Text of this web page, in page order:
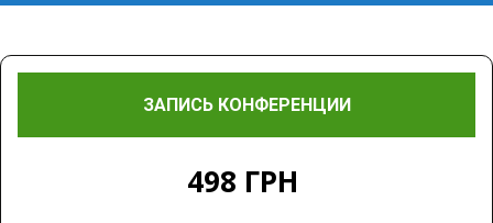
ЗАПИСЬ КОНФЕРЕНЦИИ
498 ГРН